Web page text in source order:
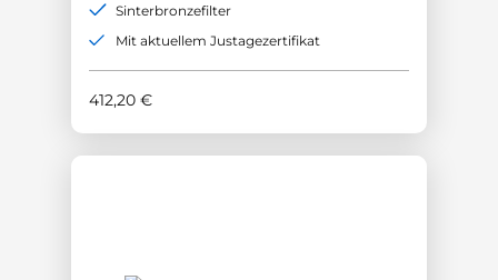
412,20 €
Sinterbronzefilter
Mit aktuellem Justagezertifikat